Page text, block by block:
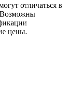
отличаться в
Возможны
цены.